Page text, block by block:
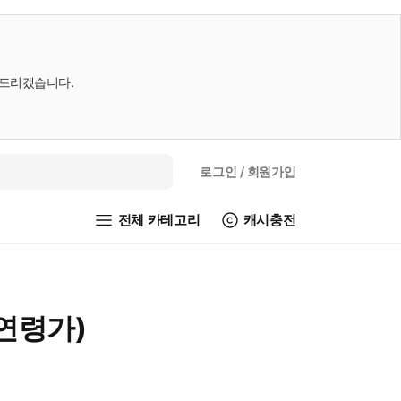
리겠습니다.
로그인 / 회원가입
전체 카테고리 캐시충전
령가)